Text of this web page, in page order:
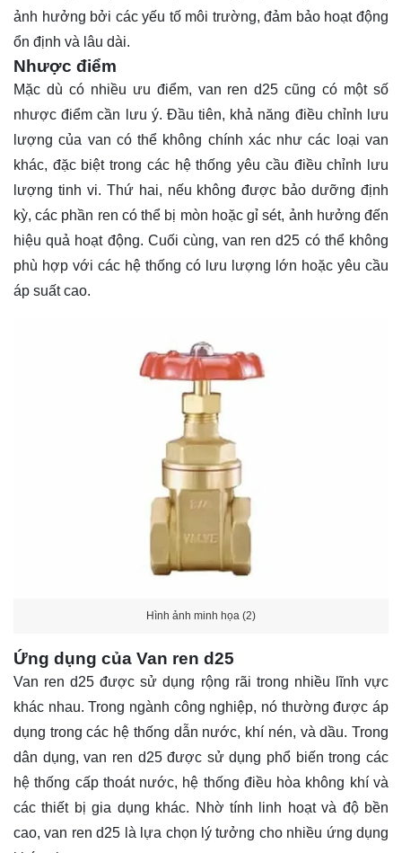
ảnh hưởng bởi các yếu tố môi trường, đảm bảo hoạt động
ổn định và lâu dài.
Nhược điểm
Mặc dù có nhiều ưu điểm, van ren d25 cũng có một số
nhược điểm cần lưu ý. Đầu tiên, khả năng điều chỉnh lưu
lượng của van có thể không chính xác như các loại van
khác, đặc biệt trong các hệ thống yêu cầu điều chỉnh lưu
lượng tinh vi. Thứ hai, nếu không được bảo dưỡng định
kỳ, các phần ren có thể bị mòn hoặc gỉ sét, ảnh hưởng đến
hiệu quả hoạt động. Cuối cùng, van ren d25 có thể không
phù hợp với các hệ thống có lưu lượng lớn hoặc yêu cầu
áp suất cao.
Hình ảnh minh họa (2)
Ứng dụng của Van ren d25
Van ren d25 được sử dụng rộng rãi trong nhiều lĩnh vực
khác nhau. Trong ngành công nghiệp, nó thường được áp
dụng trong các hệ thống dẫn nước, khí nén, và dầu. Trong
dân dụng, van ren d25 được sử dụng phổ biến trong các
hệ thống cấp thoát nước, hệ thống điều hòa không khí và
các thiết bị gia dụng khác. Nhờ tính linh hoạt và độ bền
cao, van ren d25 là lựa chọn lý tưởng cho nhiều ứng dụng